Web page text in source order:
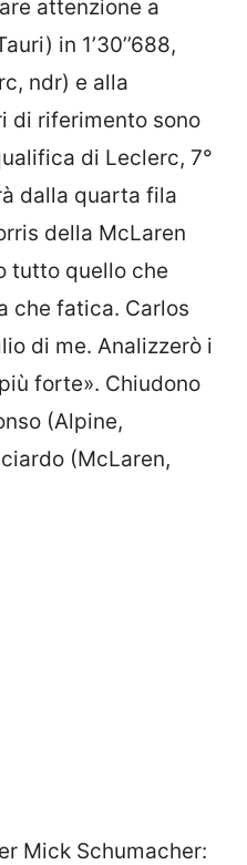
attenzione a
in 1’30’’688,
ndr) e alla
di riferimento sono
di Leclerc, 7°
dalla quarta fila
della McLaren
tutto quello che
che fatica. Carlos
di me. Analizzerò i
forte». Chiudono
(Alpine,
(McLaren,
Mick Schumacher: